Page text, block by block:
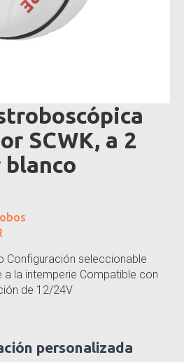
SCWK, a 2
Configuración seleccionable
a la intemperie Compatible con
de 12/24V
personalizada